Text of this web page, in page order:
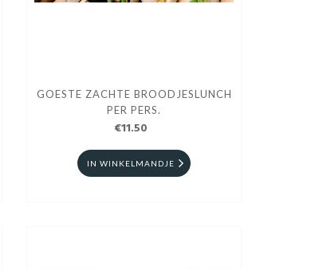
GOESTE ZACHTE BROODJESLUNCH
PER PERS.
€11.50
IN WINKELMANDJE